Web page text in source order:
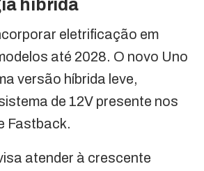
híbrida
eletrificação em
até 2028. O novo Uno
versão híbrida leve,
de 12V presente nos
Fastback.
atender à crescente